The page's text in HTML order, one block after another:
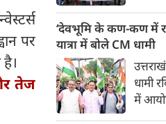
पर
तेज
के
किए
‘देवभूमि के कण-कण में
यात्रा में बोले CM धामी
धामी
में